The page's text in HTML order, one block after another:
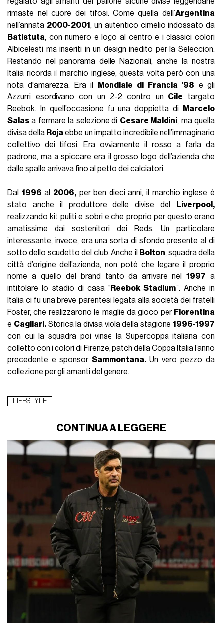
rimaste nel cuore dei tifosi. Come quella dell’Argentina
nell’annata 2000-2001 , un autentico cimelio indossato da
Batistuta, con numero e logo al centro e i classici colori
Albicelesti ma inseriti in un design inedito per la Seleccion.
Restando nel panorama delle Nazionali, anche la nostra
Italia ricorda il marchio inglese, questa volta però con una
nota d'amarezza. Era il
Mondiale di Francia ’98 e gli
Azzurri esordivano con un 2-2 contro un Cile targato
Reebok. In quell’occasione fu una doppietta di
Marcelo
Salas a fermare la selezione di Cesare Maldini, ma quella
divisa della Roja ebbe un impatto incredibile nell’immaginario
collettivo dei tifosi. Era ovviamente il rosso a farla da
padrone, ma a spiccare era il grosso logo dell’azienda che
dalle spalle arrivava fino al petto dei calciatori.
Dal 1996 al 2006,per ben dieci anni, il marchio inglese è
stato anche il produttore delle divise del
Liverpool,
realizzando kit puliti e sobri e che proprio per questo erano
amatissime dai sostenitori dei Reds. Un particolare
interessante, invece, era una sorta di sfondo presente al di
sotto dello scudetto del club. Anche il
Bolton, squadra della
città d’origine dell’azienda, non potè che legare il proprio
nome a quello del brand tanto da arrivare nel1997 a
intitolare lo stadio di casa “ Reebok Stadium”. Anche in
Italia ci fu una breve parentesi legata alla società dei fratelli
Foster, che realizzarono le maglie da gioco per Fiorentina
e Cagliari.Storica la divisa viola della stagione 1996-1997
con cui la squadra poi vinse la Supercoppa italiana con
colletto con i colori di Firenze, patch della Coppa Italia l’anno
precedente e sponsor Sammontana.Un vero pezzo da
collezione per gli amanti del genere.
LIFESTYLE
CONTINUA A LEGGERE